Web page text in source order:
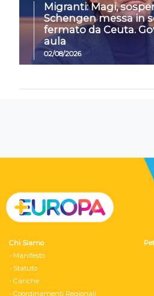
Migranti: Magi,
Schengen messa in
fermato da Ceuta.
aula
02/08/2026
Chi Siamo
- Manifesto
- Statuto
- Cariche
- Coordinamenti Regionali